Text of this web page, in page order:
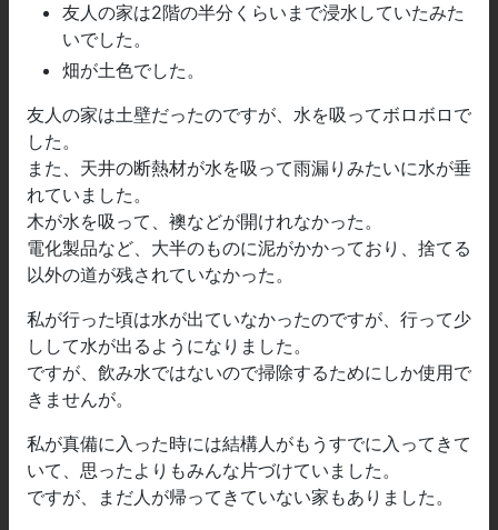
友人の家は2階の半分くらいまで浸水していたみた
いでした。
畑が土色でした。
友人の家は土壁だったのですが、水を吸ってボロボロで
した。
また、天井の断熱材が水を吸って雨漏りみたいに水が垂
れていました。
木が水を吸って、襖などが開けれなかった。
電化製品など、大半のものに泥がかかっており、捨てる
以外の道が残されていなかった。
私が行った頃は水が出ていなかったのですが、行って少
しして水が出るようになりました。
ですが、飲み水ではないので掃除するためにしか使用で
きませんが。
私が真備に入った時には結構人がもうすでに入ってきて
いて、思ったよりもみんな片づけていました。
ですが、まだ人が帰ってきていない家もありました。